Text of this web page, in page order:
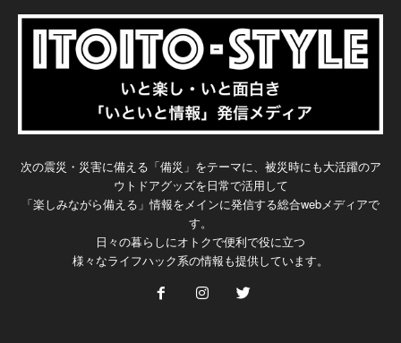
次の震災・災害に備える「備災」をテーマに、被災時にも大活躍のア
ウトドアグッズを日常で活用して
「楽しみながら備える」情報をメインに発信する総合webメディアで
す。
日々の暮らしにオトクで便利で役に立つ
様々なライフハック系の情報も提供しています。